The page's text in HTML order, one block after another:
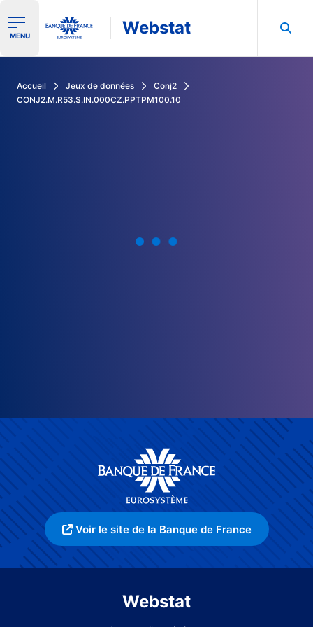
Ouvrir le menu de navigation
MENU Webstat
Accueil Jeux de données
Conj2
CONJ2.M.R53.S.IN.000CZ.PPTPM100.10
Voir le site de la Banque de France
Webstat